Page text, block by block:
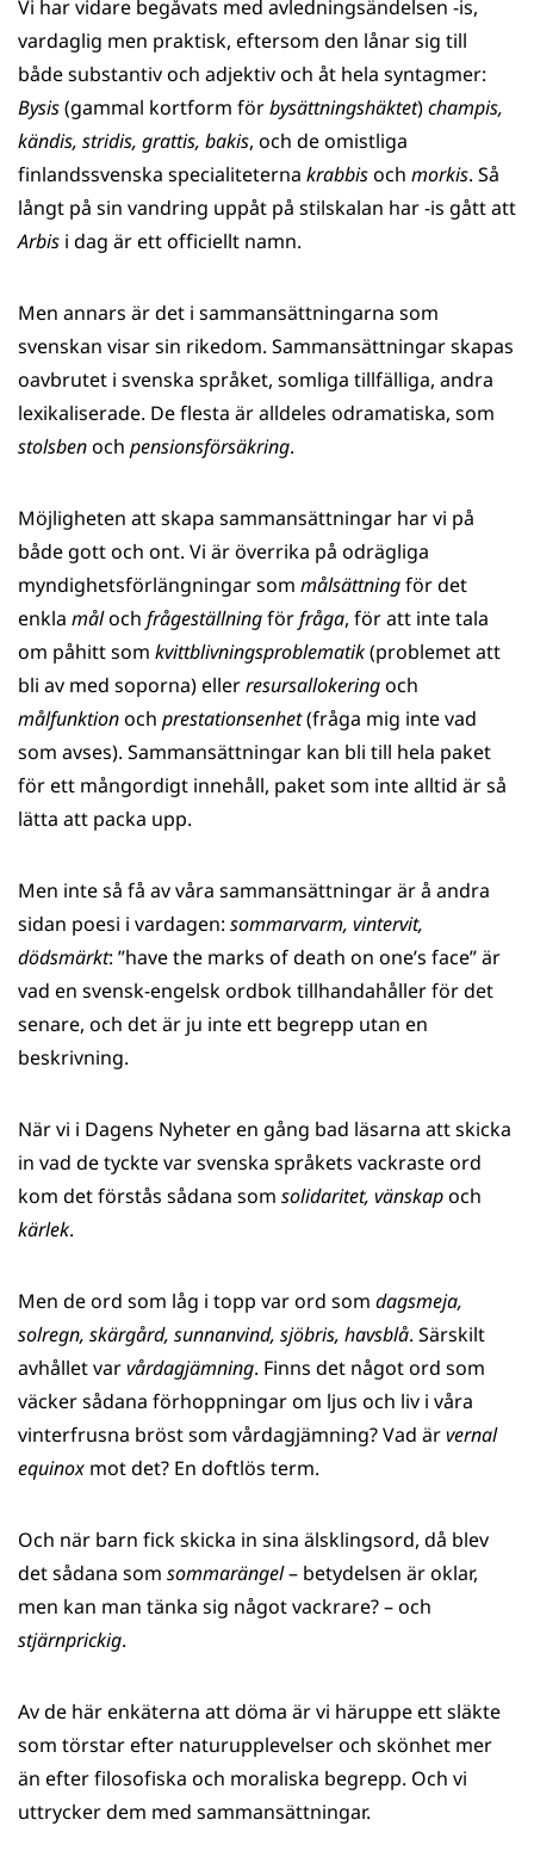
Vi har vidare begåvats med avledningsändelsen -is,
vardaglig men praktisk, eftersom den lånar sig till
både substantiv och adjektiv och åt hela syntagmer:
Bysis(gammal kortform förbysättningshäktet)champis,
kändis, stridis, grattis, bakis, och de omistliga
finlandssvenska specialiteterna krabbisoch morkis. Så
långt på sin vandring uppåt på stilskalan har -is gått att
Arbis i dag är ett officiellt namn.
Men annars är det i sammansättningarna som
svenskan visar sin rikedom. Sammansättningar skapas
oavbrutet i svenska språket, somliga tillfälliga, andra
lexikaliserade. De flesta är alldeles odramatiska, som
stolsbenoch pensionsförsäkring.
Möjligheten att skapa sammansättningar har vi på
både gott och ont. Vi är överrika på odrägliga
myndighetsförlängningar som målsättningför det
enkla måloch frågeställningförfråga, för att inte tala
om påhitt som kvittblivningsproblematik(problemet att
bli av med soporna) ellerresursallokeringoch
målfunktionoch prestationsenhet(fråga mig inte vad
som avses). Sammansättningar kan bli till hela paket
för ett mångordigt innehåll, paket som inte alltid är så
lätta att packa upp.
Men inte så få av våra sammansättningar är å andra
sidan poesi i vardagen: sommarvarm, vintervit,
dödsmärkt: ”have the marks of death on one’s face” är
vad en svensk-engelsk ordbok tillhandahåller för det
senare, och det är ju inte ett begrepp utan en
beskrivning.
När vi i Dagens Nyheter en gång bad läsarna att skicka
in vad de tyckte var svenska språkets vackraste ord
kom det förstås sådana som solidaritet, vänskapoch
kärlek.
Men de ord som låg i topp var ord som dagsmeja,
solregn, skärgård, sunnanvind, sjöbris, havsblå. Särskilt
avhållet varvårdagjämning. Finns det något ord som
väcker sådana förhoppningar om ljus och liv i våra
vinterfrusna bröst som vårdagjämning? Vad ärvernal
equinox mot det? En doftlös term.
Och när barn fick skicka in sina älsklingsord, då blev
det sådana som sommarängel– betydelsen är oklar,
men kan man tänka sig något vackrare? – och
stjärnprickig.
Av de här enkäterna att döma är vi häruppe ett släkte
som törstar efter naturupplevelser och skönhet mer
än efter filosofiska och moraliska begrepp. Och vi
uttrycker dem med sammansättningar.